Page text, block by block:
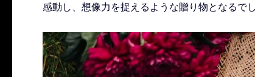
感動し、想像力を捉えるような贈り物となるでし